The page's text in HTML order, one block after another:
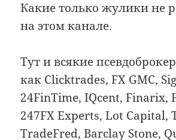
Какие только жулики не
на этом канале.
Тут и всякие
как Clicktrades, FX GMC,
24FinTime, IQcent, Finarix,
247FX Experts, Lot Capital,
TradeFred,Barclay Stone,